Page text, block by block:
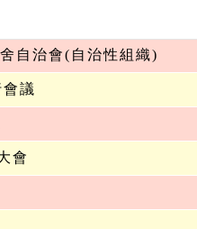
自治會(自治性組織)
議
會